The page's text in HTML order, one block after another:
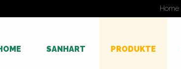
Home
SANHART PRODUKTE